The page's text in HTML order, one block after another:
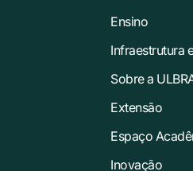
Ensino
Infraestrutura
Sobre a
Extensão
Espaço
Inovação